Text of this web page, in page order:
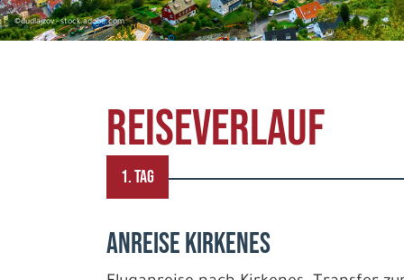
©dudlajzov - stock.adobe.com
REISEVERLAUF
1. TAG
Anreise Kirkenes